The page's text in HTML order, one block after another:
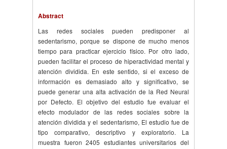
Abstract
Las redes sociales pueden predisponer al
sedentarismo, porque se dispone de mucho menos
tiempo para practicar ejercicio físico. Por otro lado,
pueden facilitar el proceso de hiperactividad mental y
atención dividida. En este sentido, si el exceso de
información es demasiado alto y significativo, se
puede generar una alta activación de la Red Neural
por Defecto. El objetivo del estudio fue evaluar el
efecto modulador de las redes sociales sobre la
atención dividida y el sedentarismo, El estudio fue de
tipo comparativo, descriptivo y exploratorio. La
muestra fueron 2405 estudiantes universitarios del